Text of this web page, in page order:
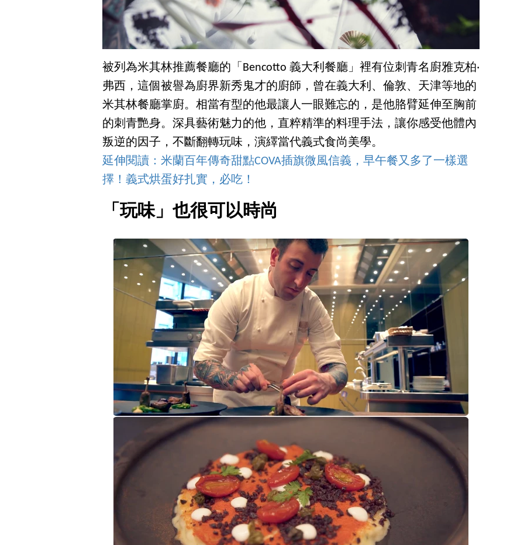
被列為米其林推薦餐廳的「Bencotto 義大利餐廳」裡有位刺青名廚雅克柏‧
弗西，這個被譽為廚界新秀鬼才的廚師，曾在義大利、倫敦、天津等地的
米其林餐廳掌廚。相當有型的他最讓人一眼難忘的，是他胳臂延伸至胸前
的刺青艷身。深具藝術魅力的他，直粹精準的料理手法，讓你感受他體內
叛逆的因子，不斷翻轉玩味，演繹當代義式食尚美學。
延伸閱讀：米蘭百年傳奇甜點COVA插旗微風信義，早午餐又多了一樣選
擇！義式烘蛋好扎實，必吃！
「玩味」也很可以時尚